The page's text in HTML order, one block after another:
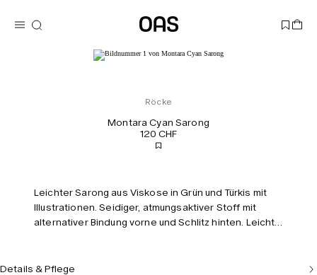
Röcke
Montara Cyan Sarong
120 CHF
Leichter Sarong aus Viskose in Grün und Türkis mit
Illustrationen. Seidiger, atmungsaktiver Stoff mit
alternativer Bindung vorne und Schlitz hinten. Leicht
Details & Pflege